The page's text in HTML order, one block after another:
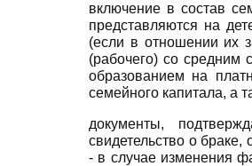
включение в состав
представляются на
(если в отношении их
(рабочего) со средним
образованием на
семейного капитала, а
документы,
свидетельство о
- в случае изменения